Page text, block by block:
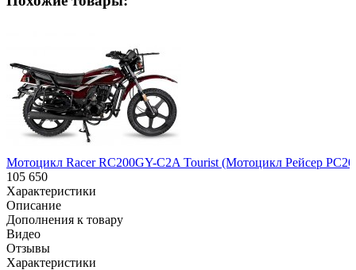
Мотоцикл Racer RC200GY-C2A Tourist (Мотоцикл Рейсер
105 650
Характеристики
Описание
Дополнения к товару
Видео
Отзывы
Характеристики